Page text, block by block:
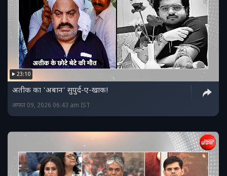
23:10
अतीक का 'अबान' सुपुर्द-ए-खाक!
अगस्त 09, 2026 06:43 am IST